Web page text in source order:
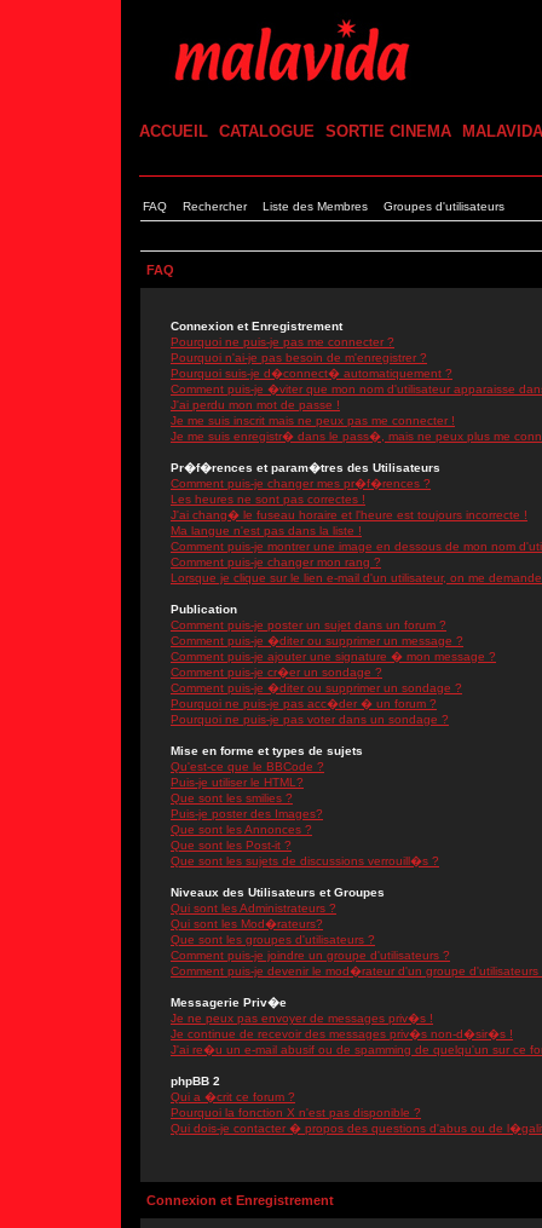
ACCUEIL CATALOGUE SORTIE CINEMA MALAVIDA
FAQ Rechercher Liste des Membres Groupes d'utilisateurs
FAQ
Connexion et Enregistrement
Pourquoi ne puis-je pas me connecter ?
Pourquoi n'ai-je pas besoin de m'enregistrer ?
Pourquoi suis-je d�connect� automatiquement ?
Comment puis-je �viter que mon nom d'utilisateur apparaisse
J'ai perdu mon mot de passe !
Je me suis inscrit mais ne peux pas me connecter !
Je me suis enregistr� dans le pass�, mais ne peux plus me
Pr�f�rences et param�tres des Utilisateurs
Comment puis-je changer mes pr�f�rences ?
Les heures ne sont pas correctes !
J'ai chang� le fuseau horaire et l'heure est toujours incorrecte !
Ma langue n'est pas dans la liste !
Comment puis-je montrer une image en dessous de mon nom
Comment puis-je changer mon rang ?
Lorsque je clique sur le lien e-mail d'un utilisateur, on me
Publication
Comment puis-je poster un sujet dans un forum ?
Comment puis-je �diter ou supprimer un message ?
Comment puis-je ajouter une signature � mon message ?
Comment puis-je cr�er un sondage ?
Comment puis-je �diter ou supprimer un sondage ?
Pourquoi ne puis-je pas acc�der � un forum ?
Pourquoi ne puis-je pas voter dans un sondage ?
Mise en forme et types de sujets
Qu'est-ce que le BBCode ?
Puis-je utiliser le HTML?
Que sont les smilies ?
Puis-je poster des Images?
Que sont les Annonces ?
Que sont les Post-it ?
Que sont les sujets de discussions verrouill�s ?
Niveaux des Utilisateurs et Groupes
Qui sont les Administrateurs ?
Qui sont les Mod�rateurs?
Que sont les groupes d'utilisateurs ?
Comment puis-je joindre un groupe d'utilisateurs ?
Comment puis-je devenir le mod�rateur d'un groupe d'utilisateurs
Messagerie Priv�e
Je ne peux pas envoyer de messages priv�s !
Je continue de recevoir des messages priv�s non-d�sir�s !
J'ai re�u un e-mail abusif ou de spamming de quelqu'un sur ce
phpBB 2
Qui a �crit ce forum ?
Pourquoi la fonction X n'est pas disponible ?
Qui dois-je contacter � propos des questions d'abus ou de
Connexion et Enregistrement